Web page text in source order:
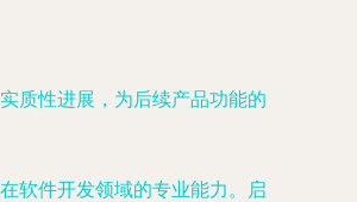
质性进展，为后续产品功能的
软件开发领域的专业能力。启